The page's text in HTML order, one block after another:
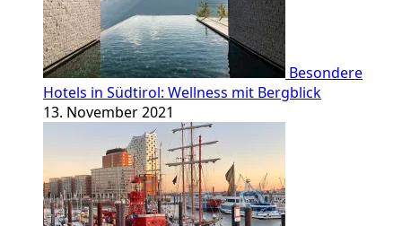
Besondere
Hotels in Südtirol: Wellness mit Bergblick
13. November 2021